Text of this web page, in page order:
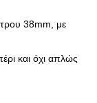
38mm, με
και όχι απλώς